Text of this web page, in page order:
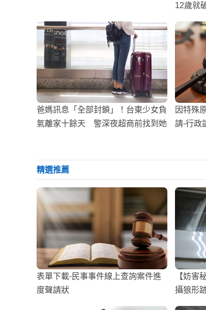
12歲就
爸媽訊息「全部封鎖」！台東少女負
氣離家十餘天 警深夜超商前找到她
因特殊
請-行政
精選推薦
表單下載-民事事件線上查詢案件進
度聲請狀
【妨害
攝狼形